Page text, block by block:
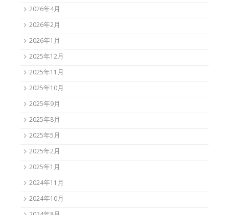
2026年4月
2026年2月
2026年1月
2025年12月
2025年11月
2025年10月
2025年9月
2025年8月
2025年5月
2025年2月
2025年1月
2024年11月
2024年10月